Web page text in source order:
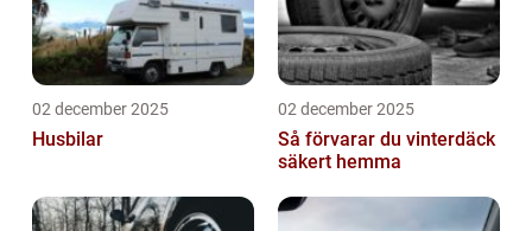
02 december 2025
Husbilar
02 december 2025
Så förvarar du vinterdäck
säkert hemma